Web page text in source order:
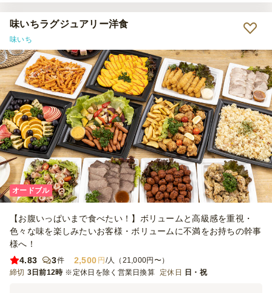
味いちラグジュアリー洋食
味いち
オードブル
【お腹いっぱいまで食べたい！】ボリュームと高級感を重視・
色々な味を楽しみたいお客様・ボリュームに不満をお持ちの幹事
様へ！
4.83
3件 2,500 円/人（21,000円〜）
締切 3日前12時 ※定休日を除く営業日換算 定休日 日・祝